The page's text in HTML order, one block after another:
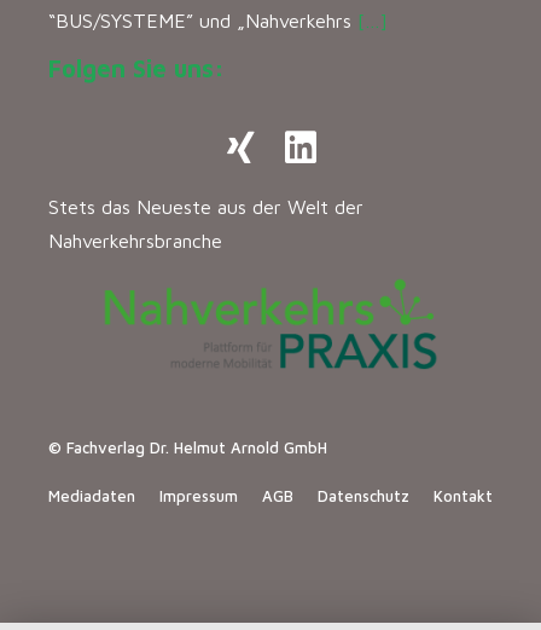
“BUS/SYSTEME” und „Nahverkehrs […]
Folgen Sie uns:
Stets das Neueste aus der Welt der
Nahverkehrsbranche
© Fachverlag Dr. Helmut Arnold GmbH
Mediadaten Impressum AGB Datenschutz Kontakt